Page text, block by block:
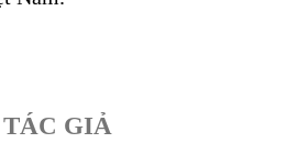
GIẢ